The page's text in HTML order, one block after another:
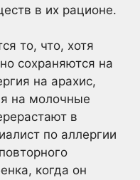
в их рационе.
то, что, хотя
сохраняются на
на арахис,
на молочные
в
по аллергии
когда он